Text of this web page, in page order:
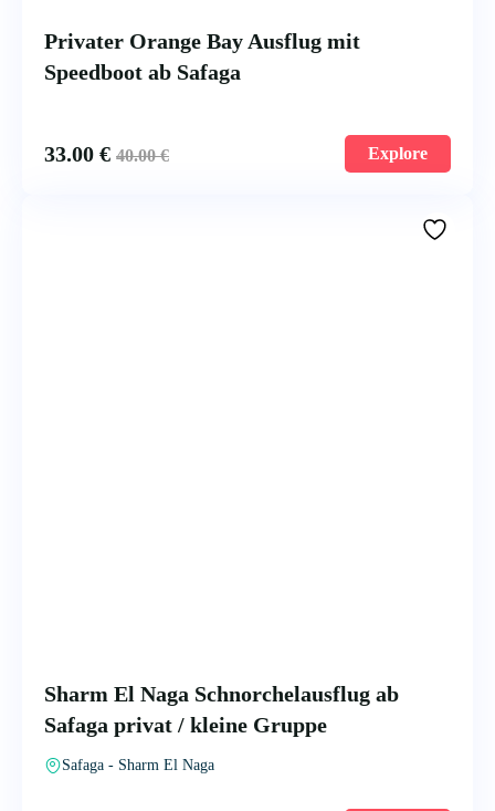
Privater Orange Bay Ausflug mit
Speedboot ab Safaga
33.00 € 40.00€ Explore
Sharm El Naga Schnorchelausflug ab
Safaga privat / kleine Gruppe
Safaga - Sharm El Naga